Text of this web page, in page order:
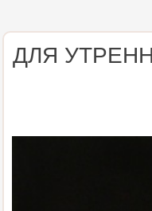
ДЛЯ